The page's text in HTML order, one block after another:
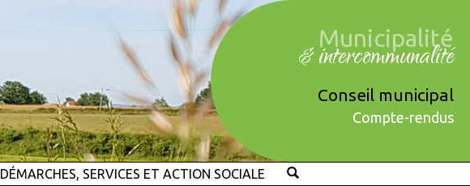
Municipalité
& intercommunalité
Conseil municipal
Compte-rendus
DÉMARCHES, SERVICES ET ACTION SOCIALE